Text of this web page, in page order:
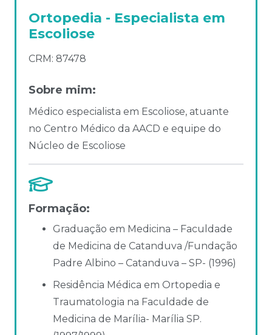
Ortopedia - Especialista em
Escoliose
CRM: 87478
Sobre mim:
Médico especialista em Escoliose, atuante
no Centro Médico da AACD e equipe do
Núcleo de Escoliose
Formação:
Graduação em Medicina – Faculdade
de Medicina de Catanduva /Fundação
Padre Albino – Catanduva – SP- (1996)
Residência Médica em Ortopedia e
Traumatologia na Faculdade de
Medicina de Marília- Marília SP.